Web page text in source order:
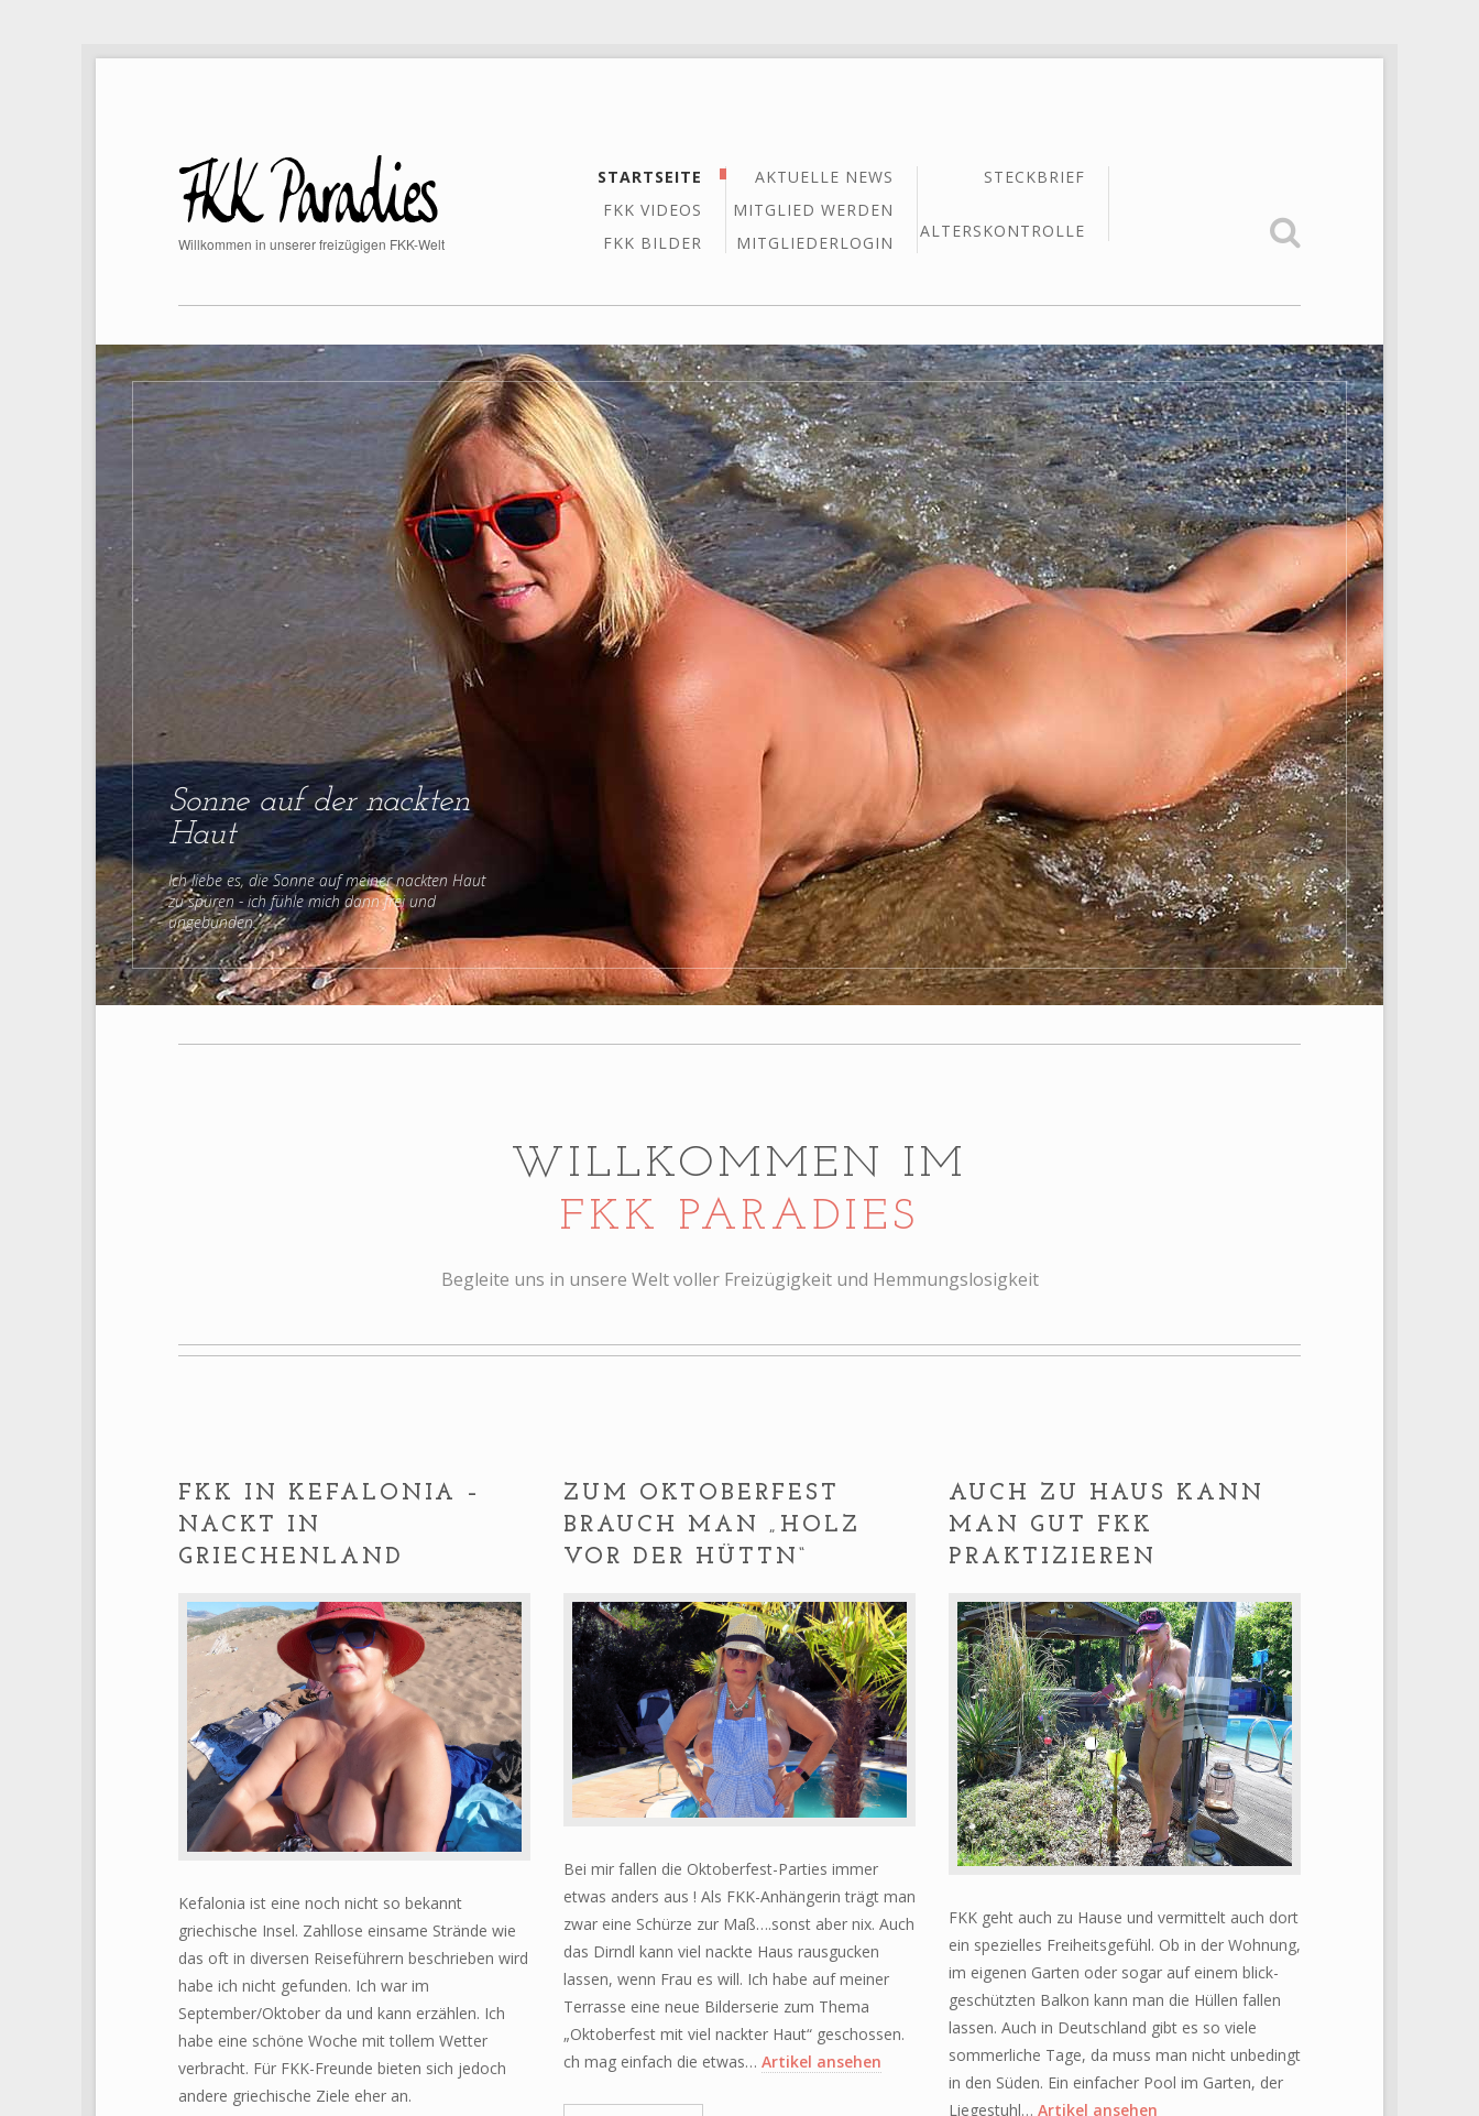
Willkommen in unserer freizügigen FKK-Welt
STARTSEITE
FKK VIDEOS
FKK BILDER
AKTUELLE NEWS
MITGLIED WERDEN
MITGLIEDERLOGIN
STECKBRIEF
ALTERSKONTROLLE
Sonne auf der nackten
Haut
Ich liebe es, die Sonne auf meiner nackten Haut
zu spüren - ich fühle mich dann frei und
ungebunden.
WILLKOMMEN IM
FKK PARADIES
Begleite uns in unsere Welt voller Freizügigkeit und Hemmungslosigkeit
FKK IN KEFALONIA –
NACKT IN
GRIECHENLAND
Kefalonia ist eine noch nicht so bekannt
griechische Insel. Zahllose einsame Strände wie
das oft in diversen Reiseführern beschrieben wird
habe ich nicht gefunden. Ich war im
September/Oktober da und kann erzählen. Ich
habe eine schöne Woche mit tollem Wetter
verbracht. Für FKK-Freunde bieten sich jedoch
andere griechische Ziele eher an.
ZUM OKTOBERFEST
BRAUCH MAN „HOLZ
VOR DER HÜTTN“
Bei mir fallen die Oktoberfest-Parties immer
etwas anders aus ! Als FKK-Anhängerin trägt man
zwar eine Schürze zur Maß….sonst aber nix. Auch
das Dirndl kann viel nackte Haus rausgucken
lassen, wenn Frau es will. Ich habe auf meiner
Terrasse eine neue Bilderserie zum Thema
„Oktoberfest mit viel nackter Haut“ geschossen.
ch mag einfach die etwas… Artikel ansehen
AUCH ZU HAUS KANN
MAN GUT FKK
PRAKTIZIEREN
FKK geht auch zu Hause und vermittelt auch dort
ein spezielles Freiheitsgefühl. Ob in der Wohnung,
im eigenen Garten oder sogar auf einem blick-
geschützten Balkon kann man die Hüllen fallen
lassen. Auch in Deutschland gibt es so viele
sommerliche Tage, da muss man nicht unbedingt
in den Süden. Ein einfacher Pool im Garten, der
Liegestuhl…Artikel ansehen